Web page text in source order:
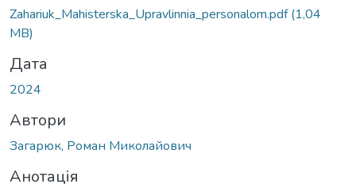
Zahariuk_Mahisterska_Upravlinnia_personalom.pdf(1,04
MB)
Дата
2024
Автори
Загарюк, Роман Миколайович
Анотація